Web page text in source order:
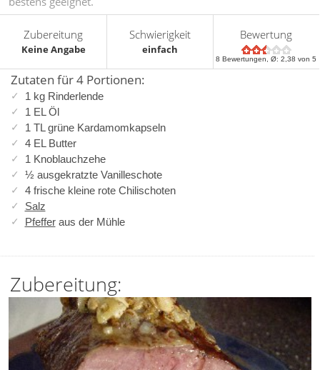
Zubereitung
Keine Angabe
Schwierigkeit
einfach
Bewertung
8 Bewertungen, Ø:2,38 von 5
Zutaten für 4 Portionen:
1 kg Rinderlende
1 EL Öl
1 TL grüne Kardamomkapseln
4 EL Butter
1 Knoblauchzehe
½ ausgekratzte Vanilleschote
4 frische kleine rote Chilischoten
Salz
Pfefferaus der Mühle
Zubereitung: